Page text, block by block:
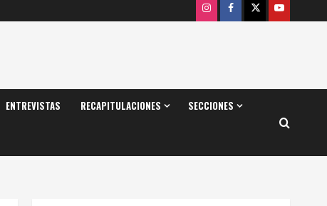
InstagramFacebook
X Youtube
ENTREVISTAS RECAPITULACIONES SECCIONES